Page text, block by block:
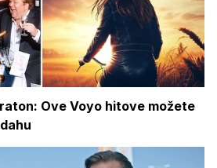
Ove Voyo hitove možete